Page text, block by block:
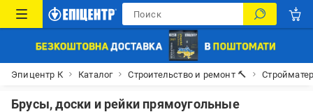
Эпицентр К Каталог Строительство и ремонт 🔨
Брусы, доски и рейки прямоугольные